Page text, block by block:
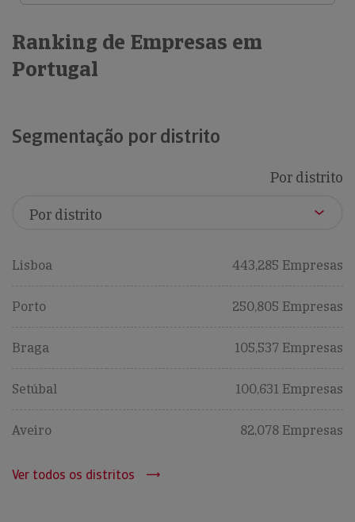
Ranking de Empresas em
Portugal
Segmentação por distrito
Por distrito
Lisboa 443,285 Empresas
Porto 250,805 Empresas
Braga 105,537 Empresas
Setúbal 100,631 Empresas
Aveiro 82,078 Empresas
Ver todos os distritos